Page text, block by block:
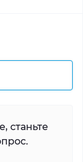
станьте